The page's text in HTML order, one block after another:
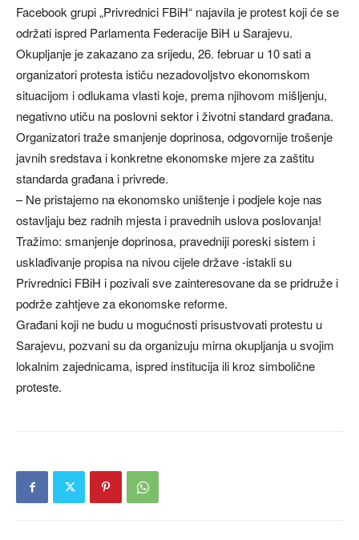
Facebook grupi „Privrednici FBiH“ najavila je protest koji će se
održati ispred Parlamenta Federacije BiH u Sarajevu.
Okupljanje je zakazano za srijedu, 26. februar u 10 sati a
organizatori protesta ističu nezadovoljstvo ekonomskom
situacijom i odlukama vlasti koje, prema njihovom mišljenju,
negativno utiču na poslovni sektor i životni standard građana.
Organizatori traže smanjenje doprinosa, odgovornije trošenje
javnih sredstava i konkretne ekonomske mjere za zaštitu
standarda građana i privrede.
– Ne pristajemo na ekonomsko uništenje i podjele koje nas
ostavljaju bez radnih mjesta i pravednih uslova poslovanja!
Tražimo: smanjenje doprinosa, pravedniji poreski sistem i
usklađivanje propisa na nivou cijele države -istakli su
Privrednici FBiH i pozivali sve zainteresovane da se pridruže i
podrže zahtjeve za ekonomske reforme.
Građani koji ne budu u mogućnosti prisustvovati protestu u
Sarajevu, pozvani su da organizuju mirna okupljanja u svojim
lokalnim zajednicama, ispred institucija ili kroz simbolične
proteste.